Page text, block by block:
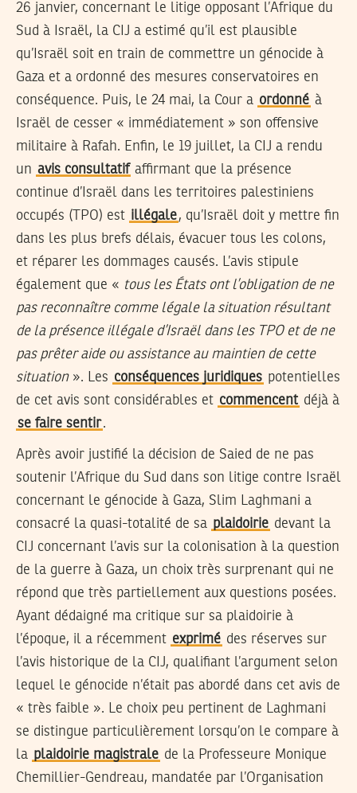
26 janvier, concernant le litige opposant l’Afrique du
Sud à Israël, la CIJ a estimé qu’il est plausible
qu’Israël soit en train de commettre un génocide à
Gaza et a ordonné des mesures conservatoires en
conséquence. Puis, le 24 mai, la Cour a ordonné à
Israël de cesser « immédiatement » son offensive
militaire à Rafah. Enfin, le 19 juillet, la CIJ a rendu
un avis consultatif affirmant que la présence
continue d’Israël dans les territoires palestiniens
occupés (TPO) est illégale, qu’Israël doit y mettre fin
dans les plus brefs délais, évacuer tous les colons,
et réparer les dommages causés. L’avis stipule
également que « tous les États ont l’obligation de ne
pas reconnaître comme légale la situation résultant
de la présence illégale d’Israël dans les TPO et de ne
pas prêter aide ou assistance au maintien de cette
situation». Les conséquences juridiques potentielles
de cet avis sont considérables et commencent déjà à
se faire sentir.
Après avoir justifié la décision de Saied de ne pas
soutenir l’Afrique du Sud dans son litige contre Israël
concernant le génocide à Gaza, Slim Laghmani a
consacré la quasi-totalité de sa plaidoirie devant la
CIJ concernant l’avis sur la colonisation à la question
de la guerre à Gaza, un choix très surprenant qui ne
répond que très partiellement aux questions posées.
Ayant dédaigné ma critique sur sa plaidoirie à
l’époque, il a récemment exprimé des réserves sur
l’avis historique de la CIJ, qualifiant l’argument selon
lequel le génocide n’était pas abordé dans cet avis de
« très faible ». Le choix peu pertinent de Laghmani
se distingue particulièrement lorsqu’on le compare à
la plaidoirie magistrale de la Professeure Monique
Chemillier-Gendreau, mandatée par l’Organisation